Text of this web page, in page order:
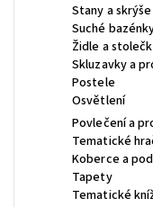
Stany a skrýše
Suché
Židle a
Skluzavky a
Postele
Osvětlení
Povlečení a
Tematické
Koberce a
Tapety
Tematické